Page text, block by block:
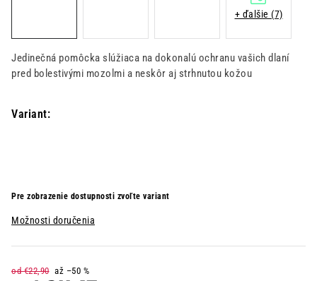
Jedinečná pomôcka slúžiaca na dokonalú ochranu vašich dlaní
pred bolestivými mozolmi a neskôr aj strhnutou kožou
Variant:
Pre zobrazenie dostupnosti zvoľte variant
Možnosti doručenia
od €22,90 až –50 %
+ ďalšie (7)